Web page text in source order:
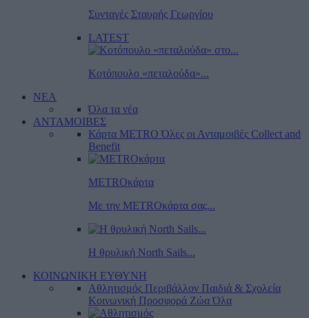
Συνταγές Σταυρής Γεωργίου
LATEST
Κοτόπουλο «πεταλούδα»...
ΝΕΑ
Όλα τα νέα
ΑΝΤΑΜΟΙΒΕΣ
Κάρτα METRO Όλες οι Ανταμοιβές Collect and
Benefit
METROκάρτα
Με την METROκάρτα σας...
Η θρυλική North Sails...
ΚΟΙΝΩΝΙΚΗ ΕΥΘΥΝΗ
Αθλητισμός Περιβάλλον Παιδιά & Σχολεία
Κοινωνική Προσφορά Ζώα Όλα